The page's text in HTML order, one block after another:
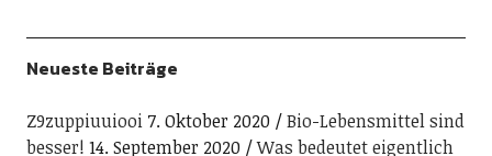
Neueste Beiträge
Z9zuppiuuiooi 7. Oktober 2020
Bio-Lebensmittel sind
besser! 14. September 2020
Was bedeutet eigentlich